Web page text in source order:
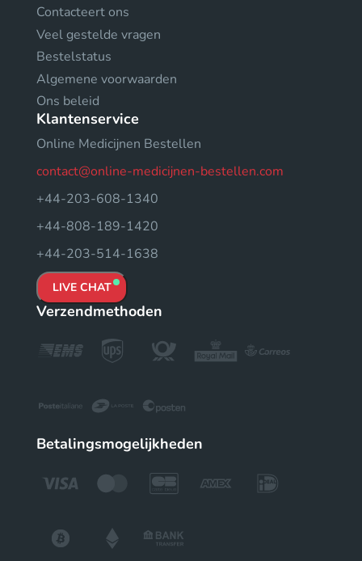
Contacteert ons
Veel gestelde vragen
Bestelstatus
Algemene voorwaarden
Ons beleid
Klantenservice
Online Medicijnen Bestellen
contact@online-medicijnen-bestellen.com
+44-203-608-1340
+44-808-189-1420
+44-203-514-1638
LIVE CHAT
Verzendmethoden
Betalingsmogelijkheden